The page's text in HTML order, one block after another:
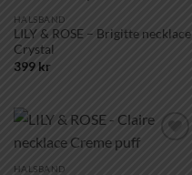
HALSBAND
LILY & ROSE – Brigitte necklace
Crystal
399 kr
HALSBAND